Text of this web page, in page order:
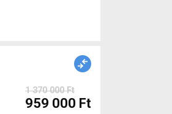
1 370 000 Ft
959 000 Ft